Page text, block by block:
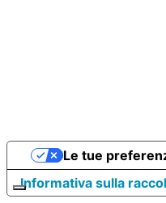
Informativa sulla
Le tue